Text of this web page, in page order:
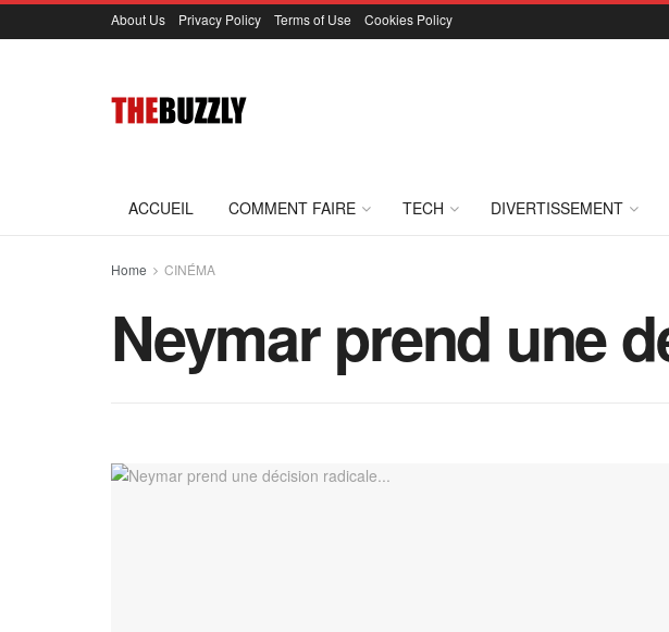
About Us Privacy Policy Terms of Use Cookies Policy
ACCUEIL COMMENT FAIRE TECH DIVERTISSEMENT
Home CINÉMA
Neymar prend une